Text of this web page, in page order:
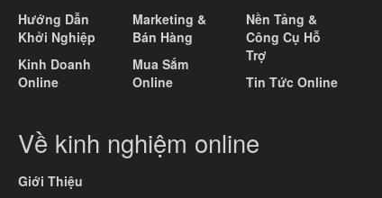
Hướng Dẫn
Khởi Nghiệp
Kinh Doanh
Online
Marketing &
Bán Hàng
Mua Sắm
Online
Nền Tảng &
Công Cụ Hỗ
Trợ
Tin Tức Online
Về kinh nghiệm online
Giới Thiệu